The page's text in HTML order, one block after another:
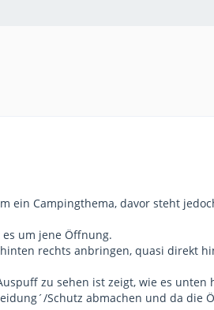
ein Campingthema, davor steht
um jene Öffnung.
rechts anbringen, quasi direkt
zu sehen ist zeigt, wie es unten
Schutz abmachen und da die